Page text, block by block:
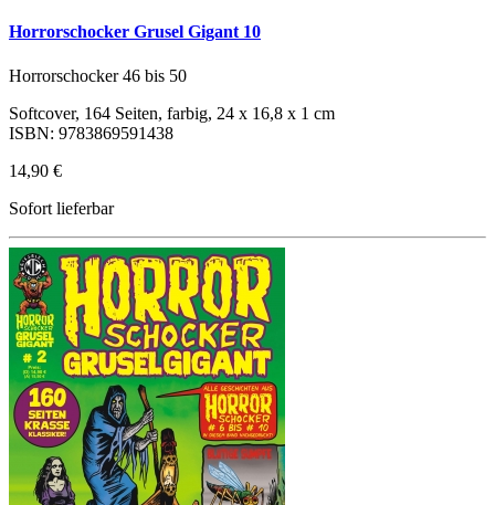
Horrorschocker Grusel Gigant 10
Horrorschocker 46 bis 50
Softcover, 164 Seiten, farbig, 24 x 16,8 x 1 cm
ISBN: 9783869591438
14,90 €
Sofort lieferbar